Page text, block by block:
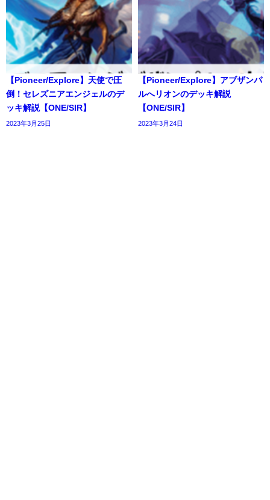
【Pioneer/Explore】天使で圧
倒！セレズニアエンジェルのデ
ッキ解説【ONE/SIR】
2023年3月25日
【Pioneer/Explore】アブザンパ
ルへリオンのデッキ解説
【ONE/SIR】
2023年3月24日